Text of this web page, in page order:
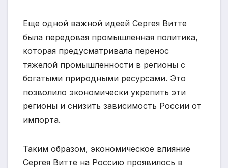
Еще одной важной идеей Сергея Витте
была передовая промышленная политика,
которая предусматривала перенос
тяжелой промышленности в регионы с
богатыми природными ресурсами. Это
позволило экономически укрепить эти
регионы и снизить зависимость России от
импорта.
Таким образом, экономическое влияние
Сергея Витте на Россию проявилось в